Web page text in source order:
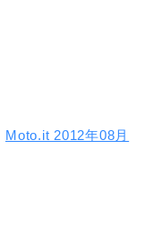
Moto.it 2012年08月